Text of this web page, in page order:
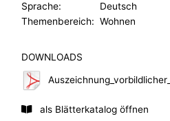
Sprache:
Deutsch
Themenbereich: Wohnen
DOWNLOADS
als Blätterkatalog öffnen